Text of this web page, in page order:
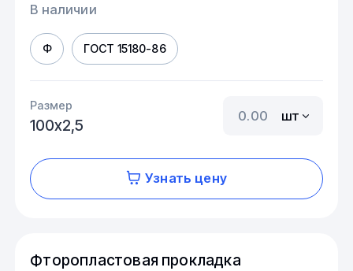
В наличии
Ф ГОСТ 15180-86
Размер
100х2,5
шт
Узнать цену
Фторопластовая прокладка